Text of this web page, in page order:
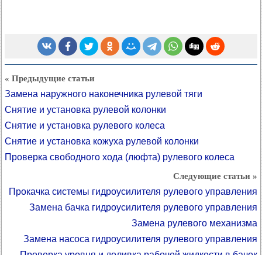
« Предыдущие статьи
Замена наружного наконечника рулевой тяги
Снятие и установка рулевой колонки
Снятие и установка рулевого колеса
Снятие и установка кожуха рулевой колонки
Проверка свободного хода (люфта) рулевого колеса
Следующие статьи »
Прокачка системы гидроусилителя рулевого управления
Замена бачка гидроусилителя рулевого управления
Замена рулевого механизма
Замена насоса гидроусилителя рулевого управления